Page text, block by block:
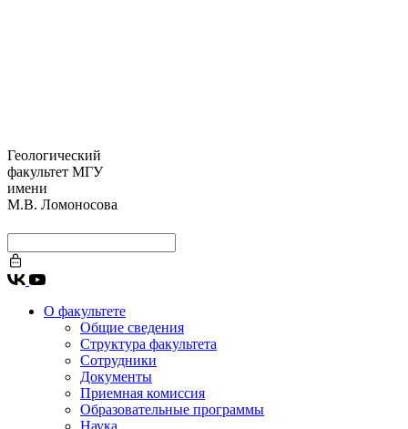
Геологический
факультет МГУ
имени
М.В. Ломоносова
О факультете
Общие сведения
Структура факультета
Сотрудники
Документы
Приемная комиссия
Образовательные программы
Наука